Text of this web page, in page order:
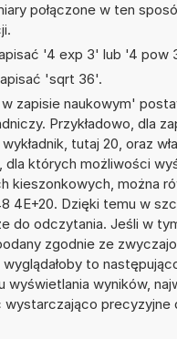
połączone w ten
'4 exp 3' lub '4 pow
'sqrt 36'.
zapisie naukowym'
Przykładowo, dla
tutaj 20, oraz
dla których możliwości
kieszonkowych, można
4E+20. Dzięki temu w
do odczytania. Jeśli w
zgodnie ze
to
wyświetlania wyników,
precyzyjne